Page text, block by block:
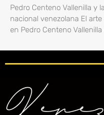
Pedro Centeno Vallenilla y
nacional venezolana El
en Pedro Centeno